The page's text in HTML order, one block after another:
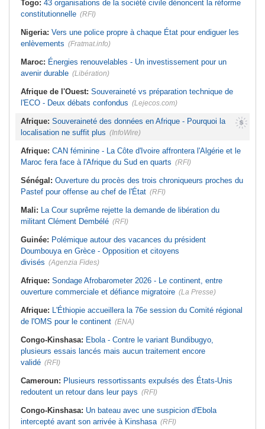
Togo: 43 organisations de la société civile dénoncent la réforme
constitutionnelle (RFI)
Nigeria: Vers une police propre à chaque État pour endiguer les
enlèvements (Fratmat.info)
Maroc: Énergies renouvelables - Un investissement pour un
avenir durable (Libération)
Afrique de l'Ouest: Souveraineté vs préparation technique de
l'ECO - Deux débats confondus (Lejecos.com)
Afrique: Souveraineté des données en Afrique - Pourquoi la
localisation ne suffit plus (InfoWire)
Afrique: CAN féminine - La Côte d'Ivoire affrontera l'Algérie et le
Maroc fera face à l'Afrique du Sud en quarts (RFI)
Sénégal: Ouverture du procès des trois chroniqueurs proches du
Pastef pour offense au chef de l'État (RFI)
Mali: La Cour suprême rejette la demande de libération du
militant Clément Dembélé (RFI)
Guinée: Polémique autour des vacances du président
Doumbouya en Grèce - Opposition et citoyens
divisés (Agenzia Fides)
Afrique: Sondage Afrobarometer 2026 - Le continent, entre
ouverture commerciale et défiance migratoire (La Presse)
Afrique: L'Éthiopie accueillera la 76e session du Comité régional
de l'OMS pour le continent (ENA)
Congo-Kinshasa: Ebola - Contre le variant Bundibugyo,
plusieurs essais lancés mais aucun traitement encore
validé (RFI)
Cameroun: Plusieurs ressortissants expulsés des États-Unis
redoutent un retour dans leur pays (RFI)
Congo-Kinshasa: Un bateau avec une suspicion d'Ebola
intercepté avant son arrivée à Kinshasa (RFI)